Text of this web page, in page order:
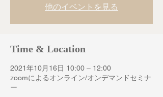
他のイベントを見る
Time & Location
2021年10月16日 10:00 – 12:00
zoomによるオンライン/オンデマンドセミナ
ー